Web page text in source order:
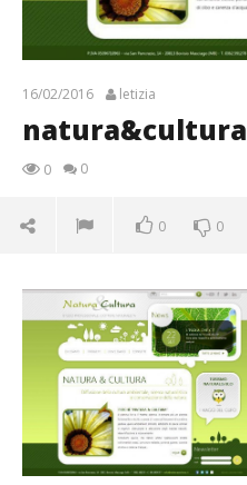
16/02/2016 letizia
natura&cultura
0 0
0 0
16/02/2016
letizia